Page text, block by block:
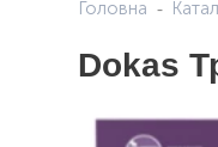
Головна
Dokas